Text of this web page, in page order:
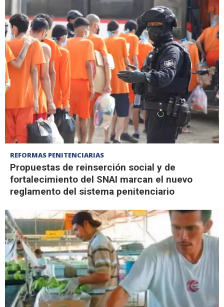
REFORMAS PENITENCIARIAS
Propuestas de reinserción social y de
fortalecimiento del SNAI marcan el nuevo
reglamento del sistema penitenciario